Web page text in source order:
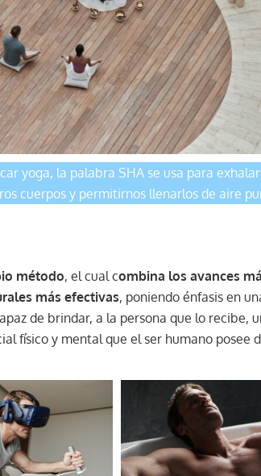
yoga, la palabra SHA se usa para
cuerpos y permitirnos llenarlos de aire
método, el cual combina los avances
más efectivas, poniendo énfasis en
de brindar, a la persona que lo recibe,
físico y mental que el ser humano posee